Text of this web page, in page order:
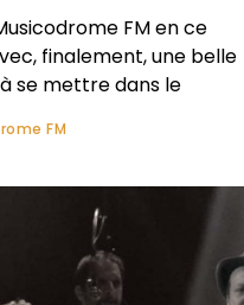
FM en ce
finalement, une belle
se mettre dans le
FM